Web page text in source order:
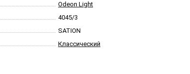
Odeon Light
4045/3
SATION
Классический